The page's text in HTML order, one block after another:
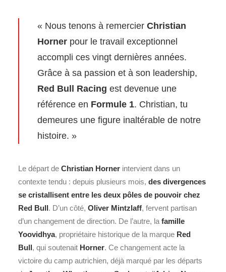
« Nous tenons à remercier Christian
Horner pour le travail exceptionnel
accompli ces vingt dernières années.
Grâce à sa passion et à son leadership,
Red Bull Racing est devenue une
référence en Formule 1. Christian, tu
demeures une figure inaltérable de notre
histoire. »
Le départ de Christian Horner intervient dans un
contexte tendu : depuis plusieurs mois, des divergences
se cristallisent entre les deux pôles de pouvoir chez
Red Bull. D’un côté, Oliver Mintzlaff, fervent partisan
d’un changement de direction. De l’autre, la famille
Yoovidhya, propriétaire historique de la marque Red
Bull, qui soutenait Horner. Ce changement acte la
victoire du camp autrichien, déjà marqué par les départs